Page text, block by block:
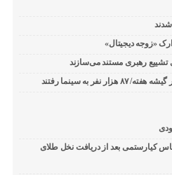
شدند
تشییع رهبری مستند می‌سازند
به سینما رفتند
کیارستمی بعد از دریافت نخل طلای